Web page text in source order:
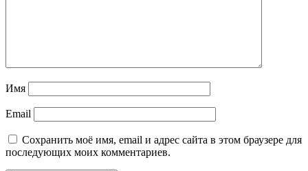
Имя
Email
Сохранить моё имя, email и адрес сайта в этом браузере для
последующих моих комментариев.